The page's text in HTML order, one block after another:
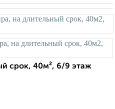
срок, 40м², 6/9 этаж